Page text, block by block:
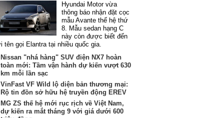
Hyundai Motor vừa
thông báo nhận đặt cọc
mẫu Avante thế hệ thứ
8. Mẫu sedan hạng C
này còn được biết đến
tên gọi Elantra tại nhiều quốc gia.
Nissan "nhá hàng" SUV điện NX7 hoàn
toàn mới: Tầm vận hành dự kiến vượt 630
km mỗi lần sạc
VinFast VF Wild lộ diện bản thương mại:
Rộ tin đồn sở hữu hệ truyền động EREV
MG ZS thế hệ mới rục rịch về Việt Nam,
dự kiến ra mắt tháng 9 với giá dưới 600